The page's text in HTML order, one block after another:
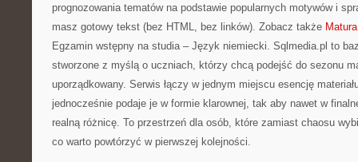
prognozowania tematów na podstawie popularnych motywów i
masz gotowy tekst (bez HTML, bez linków). Zobacz także
Egzamin wstępny na studia – Język niemiecki. Sqlmedia.pl to
stworzone z myślą o uczniach, którzy chcą podejść do sezonu
uporządkowany. Serwis łączy w jednym miejscu esencję
jednocześnie podaje je w formie klarownej, tak aby nawet w
realną różnicę. To przestrzeń dla osób, które zamiast chaosu
co warto powtórzyć w pierwszej kolejności.